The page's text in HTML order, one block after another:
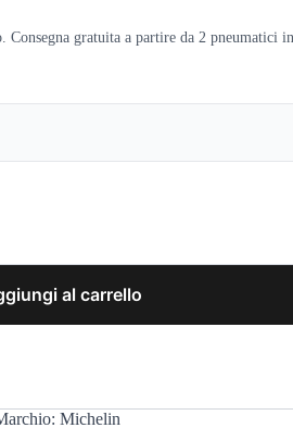
gratuita a partire da 2 pneumatici
al carrello
Michelin